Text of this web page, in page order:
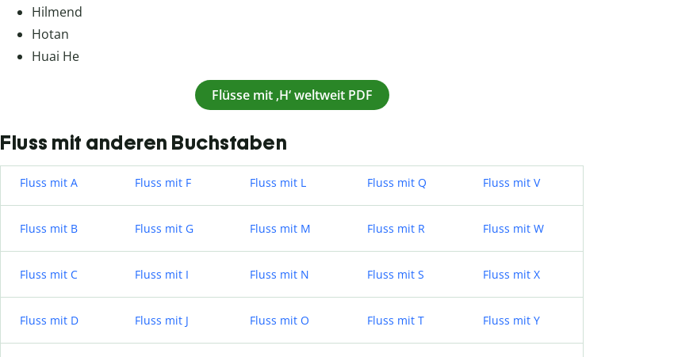
Hilmend
Hotan
Huai He
Flüsse mit ‚H‘ weltweit PDF
Fluss mit anderen Buchstaben
Fluss mit A Fluss mit F Fluss mit L Fluss mit Q Fluss mit V
Fluss mit B Fluss mit G Fluss mit M Fluss mit R Fluss mit W
Fluss mit C Fluss mit I Fluss mit N Fluss mit S Fluss mit X
Fluss mit D Fluss mit J Fluss mit O Fluss mit T Fluss mit Y